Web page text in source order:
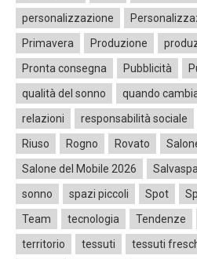
personalizzazione
Primavera
Produzione
Pronta consegna
Pubblicità
qualità del sonno
quando
relazioni
responsabilità sociale
Riuso
Rogno Rovato
Salone del Mobile 2026
sonno
spazi piccoli Spot
Team
tecnologia Tendenze
territorio
tessuti tessuti